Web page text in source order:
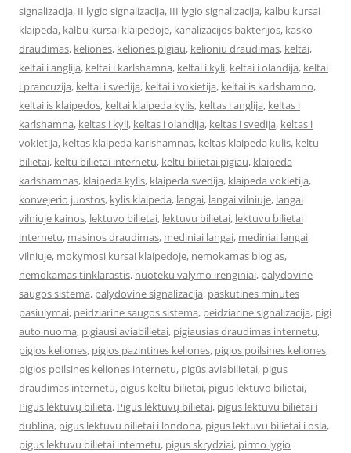
signalizacija, II lygio signalizacija, III lygio signalizacija, kalbu kursai
klaipeda, kalbu kursai klaipedoje, kanalizacijos bakterijos, kasko
draudimas, keliones, keliones pigiau, kelioniu draudimas, keltai,
keltai i anglija, keltai i karlshamna, keltai i kyli, keltai i olandija, keltai
i prancuzija, keltai i svedija, keltai i vokietija, keltai is karlshamno,
keltai is klaipedos, keltai klaipeda kylis, keltas i anglija, keltas i
karlshamna, keltas i kyli, keltas i olandija, keltas i svedija, keltas i
vokietija, keltas klaipeda karlshamnas, keltas klaipeda kulis, keltu
bilietai, keltu bilietai internetu, keltu bilietai pigiau, klaipeda
karlshamnas, klaipeda kylis, klaipeda svedija, klaipeda vokietija,
konvejerio juostos, kylis klaipeda, langai, langai vilniuje, langai
vilniuje kainos, lektuvo bilietai, lektuvu bilietai, lektuvu bilietai
internetu, masinos draudimas, mediniai langai, mediniai langai
vilniuje, mokymosi kursai klaipedoje, nemokamas blog'as,
nemokamas tinklarastis, nuoteku valymo irenginiai, palydovine
saugos sistema, palydovine signalizacija, paskutines minutes
pasiulymai, peidziarine saugos sistema, peidziarine signalizacija, pigi
auto nuoma, pigiausi aviabilietai, pigiausias draudimas internetu,
pigios keliones, pigios pazintines keliones, pigios poilsines keliones,
pigios poilsines keliones internetu, pigūs aviabilietai, pigus
draudimas internetu, pigus keltu bilietai, pigus lektuvo bilietai,
Pigūs lėktuvų bilieta, Pigūs lėktuvų bilietai, pigus lektuvu bilietai i
dublina, pigus lektuvu bilietai i londona, pigus lektuvu bilietai i osla,
pigus lektuvu bilietai internetu, pigus skrydziai, pirmo lygio